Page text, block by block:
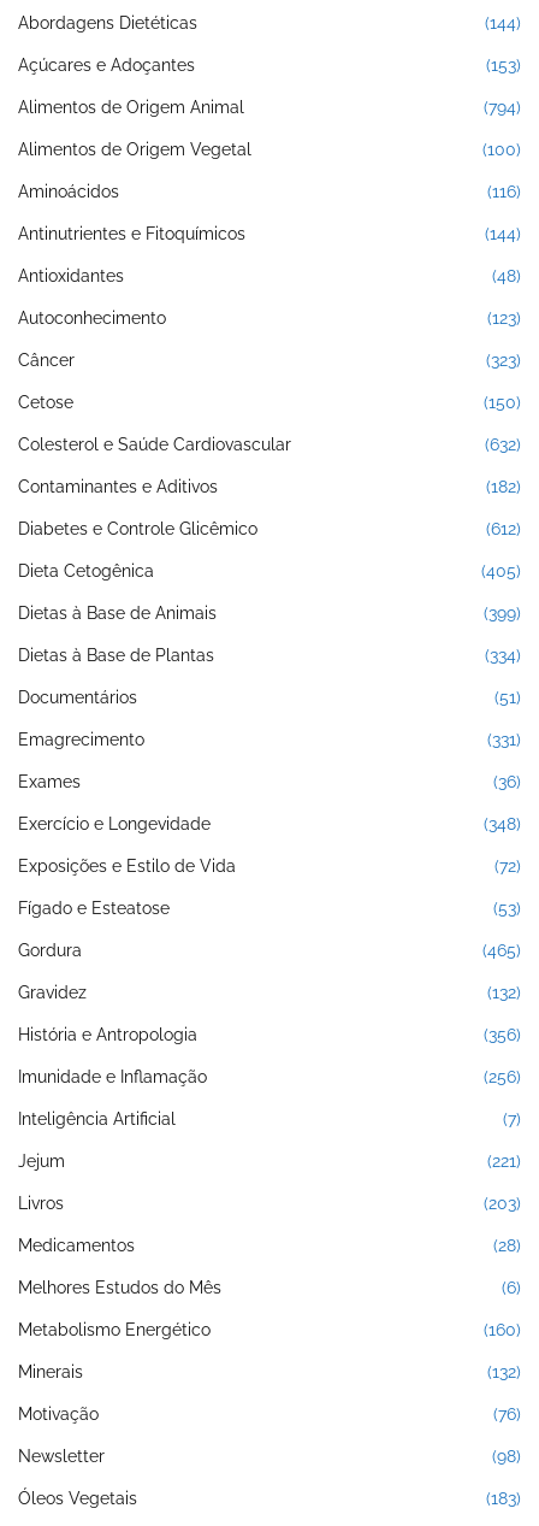
Abordagens Dietéticas (144)
Açúcares e Adoçantes (153)
Alimentos de Origem Animal (794)
Alimentos de Origem Vegetal (100)
Aminoácidos (116)
Antinutrientes e Fitoquímicos (144)
Antioxidantes (48)
Autoconhecimento (123)
Câncer (323)
Cetose (150)
Colesterol e Saúde Cardiovascular (632)
Contaminantes e Aditivos (182)
Diabetes e Controle Glicêmico (612)
Dieta Cetogênica (405)
Dietas à Base de Animais (399)
Dietas à Base de Plantas (334)
Documentários (51)
Emagrecimento (331)
Exames (36)
Exercício e Longevidade (348)
Exposições e Estilo de Vida (72)
Fígado e Esteatose (53)
Gordura (465)
Gravidez (132)
História e Antropologia (356)
Imunidade e Inflamação (256)
Inteligência Artificial (7)
Jejum (221)
Livros (203)
Medicamentos (28)
Melhores Estudos do Mês (6)
Metabolismo Energético (160)
Minerais (132)
Motivação (76)
Newsletter (98)
Óleos Vegetais (183)